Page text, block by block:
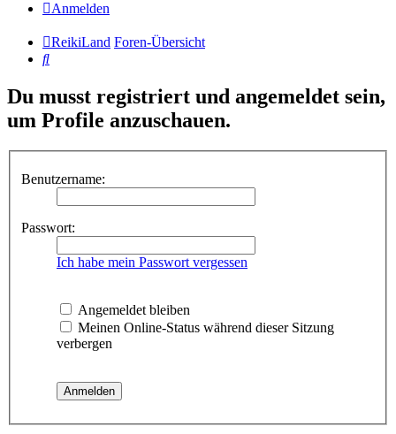
Anmelden
ReikiLand Foren-Übersicht
Suche
Du musst registriert und angemeldet sein,
um Profile anzuschauen.
Benutzername:
Passwort:
Ich habe mein Passwort vergessen
Angemeldet bleiben
Meinen Online-Status während dieser Sitzung
verbergen